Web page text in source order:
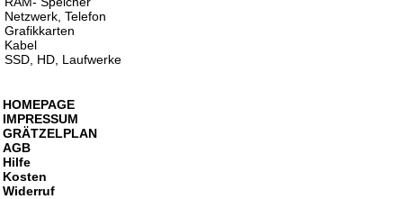
Netzwerk, Telefon
Grafikkarten
Kabel
SSD, HD, Laufwerke
HOMEPAGE
IMPRESSUM
GRÄTZELPLAN
AGB
Hilfe
Kosten
Widerruf